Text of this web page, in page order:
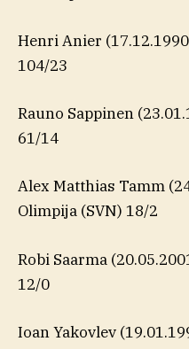
Henri Anier
104/23
Rauno Sappinen
61/14
Alex Matthias Tamm
Olimpija (SVN) 18/2
Robi Saarma
12/0
Ioan Yakovlev